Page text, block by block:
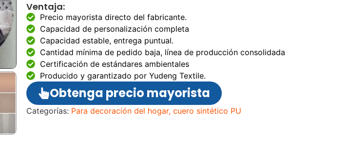
Ventaja:
Precio mayorista directo del fabricante.
Capacidad de personalización completa
Capacidad estable, entrega puntual.
Cantidad mínima de pedido baja, línea de producción consolidada
Certificación de estándares ambientales
Producido y garantizado por Yudeng Textile.
Obtenga precio mayorista
Categorías: Para decoración del hogar, cuero sintético PU